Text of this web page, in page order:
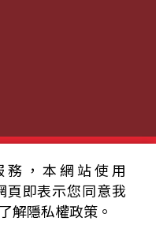
電臺 版權所有
款 隱私權條款
，本網站使用
頁即表示您同意我
解隱私權政策。